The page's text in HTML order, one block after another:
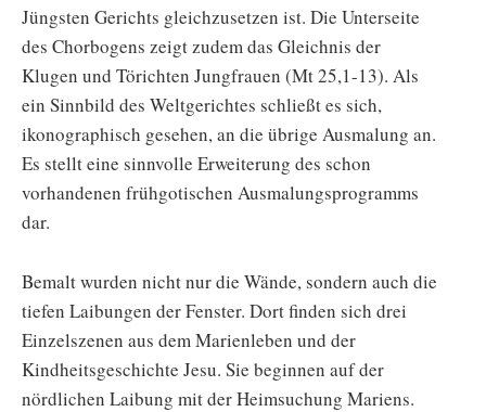
Jüngsten Gerichts gleichzusetzen ist. Die Unterseite
des Chorbogens zeigt zudem das Gleichnis der
Klugen und Törichten Jungfrauen (Mt 25,1-13). Als
ein Sinnbild des Weltgerichtes schließt es sich,
ikonographisch gesehen, an die übrige Ausmalung an.
Es stellt eine sinnvolle Erweiterung des schon
vorhandenen frühgotischen Ausmalungsprogramms
dar.
Bemalt wurden nicht nur die Wände, sondern auch die
tiefen Laibungen der Fenster. Dort finden sich drei
Einzelszenen aus dem Marienleben und der
Kindheitsgeschichte Jesu. Sie beginnen auf der
nördlichen Laibung mit der Heimsuchung Mariens.